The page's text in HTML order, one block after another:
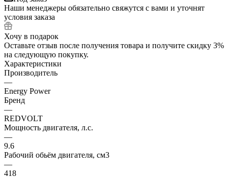
Наши менеджеры обязательно свяжутся с вами и уточнят
условия заказа
Хочу в подарок
Оставьте отзыв после получения товара и получите скидку 3%
на следующую покупку.
Характеристики
Производитель
—
Energy Power
Бренд
—
REDVOLT
Мощность двигателя, л.с.
—
9.6
Рабочий обьём двигателя, см3
—
418